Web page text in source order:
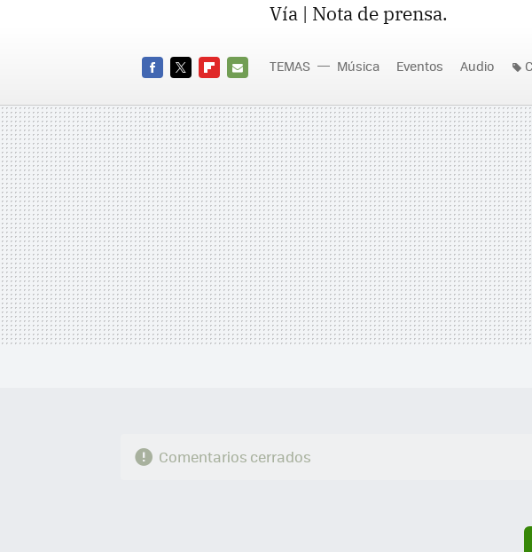
Vía | Nota de prensa.
MAIL
TEMAS Música Eventos Audio
Comentarios cerrados